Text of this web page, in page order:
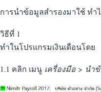
การนำข้อมูลสำรองมาใช้ ทำ
วิธีที่ 1
ทำในโปรแกรมเงินเดือนโดย
1.1 คลิก เมนู เครื่องมือ > นำ